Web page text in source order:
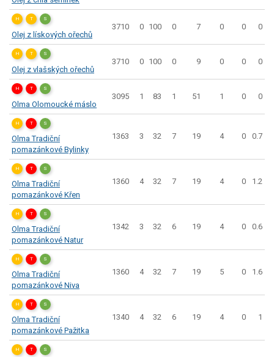
H T S
Olej z lískových ořechů
3710 0 100 0 7 0 0 0
H T S
Olej z vlašských ořechů
3710 0 100 0 9 0 0 0
H T S
Olma Olomoucké máslo
3095 1 83 1 51 1 0 0
H T S
Olma Tradiční
pomazánkové Bylinky
1363 3 32 7 19 4 0 0.7
H T S
Olma Tradiční
pomazánkové Křen
1360 4 32 7 19 4 0 1.2
H T S
Olma Tradiční
pomazánkové Natur
1342 3 32 6 19 4 0 0.6
H T S
Olma Tradiční
pomazánkové Niva
1360 4 32 7 19 5 0 1.6
H T S
Olma Tradiční
pomazánkové Pažitka
1340 4 32 6 19 4 0 1
H T S